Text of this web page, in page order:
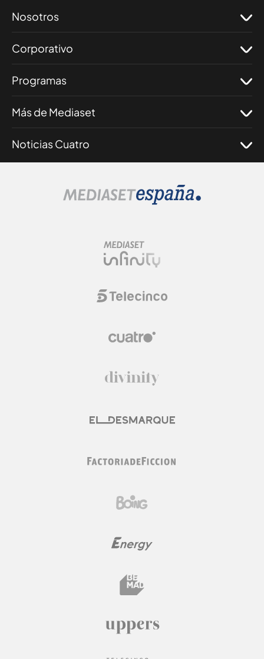
Nosotros
Corporativo
Programas
Más de Mediaset
Noticias Cuatro